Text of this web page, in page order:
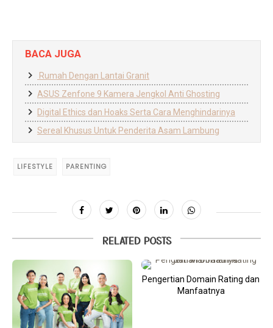
BACA JUGA
Rumah Dengan Lantai Granit
ASUS Zenfone 9 Kamera Jengkol Anti Ghosting
Digital Ethics dan Hoaks Serta Cara Menghindarinya
Sereal Khusus Untuk Penderita Asam Lambung
LIFESTYLE PARENTING
RELATED POSTS
Pengertian Domain Rating dan
Manfaatnya